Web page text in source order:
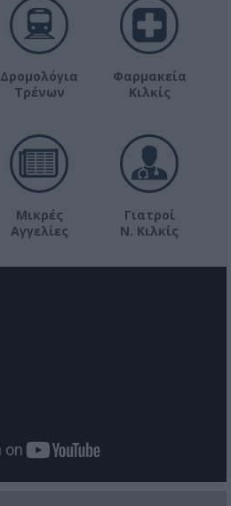
Δρομολόγια
Τρένων
Φαρμακεία
Κιλκίς
Μικρές
Αγγελίες
Γιατροί
Ν. Κιλκίς